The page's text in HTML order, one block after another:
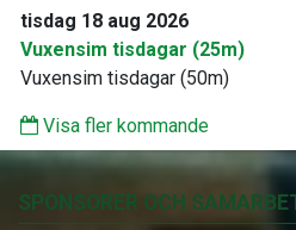
tisdag 18 aug 2026
Vuxensim tisdagar (25m)
Vuxensim tisdagar (50m)
Visa fler kommande
SPONSORER OCH